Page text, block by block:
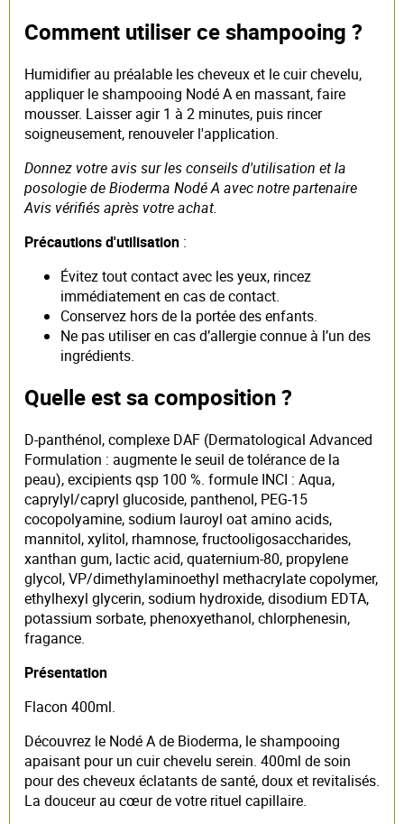
Comment utiliser ce shampooing ?
Humidifier au préalable les cheveux et le cuir chevelu,
appliquer le shampooing Nodé A en massant, faire
mousser. Laisser agir 1 à 2 minutes, puis rincer
soigneusement, renouveler l'application.
Donnez votre avis sur les conseils d'utilisation et la
posologie de Bioderma Nodé A avec notre partenaire
Avis vérifiés après votre achat.
Précautions d'utilisation :
Évitez tout contact avec les yeux, rincez
immédiatement en cas de contact.
Conservez hors de la portée des enfants.
Ne pas utiliser en cas d’allergie connue à l’un des
ingrédients.
Quelle est sa composition ?
D-panthénol, complexe DAF (Dermatological Advanced
Formulation : augmente le seuil de tolérance de la
peau), excipients qsp 100 %. formule INCI : Aqua,
caprylyl/capryl glucoside, panthenol, PEG-15
cocopolyamine, sodium lauroyl oat amino acids,
mannitol, xylitol, rhamnose, fructooligosaccharides,
xanthan gum, lactic acid, quaternium-80, propylene
glycol, VP/dimethylaminoethyl methacrylate copolymer,
ethylhexyl glycerin, sodium hydroxide, disodium EDTA,
potassium sorbate, phenoxyethanol, chlorphenesin,
fragance.
Présentation
Flacon 400ml.
Découvrez le Nodé A de Bioderma, le shampooing
apaisant pour un cuir chevelu serein. 400ml de soin
pour des cheveux éclatants de santé, doux et revitalisés.
La douceur au cœur de votre rituel capillaire.